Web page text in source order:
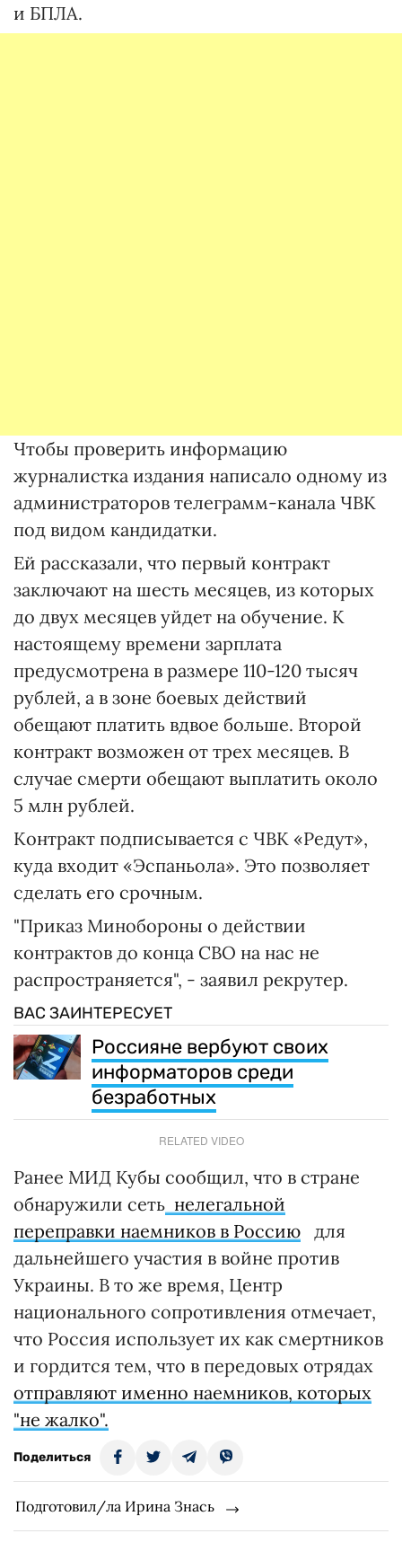
и БПЛА.
Чтобы проверить информацию
журналистка издания написало одному из
администраторов телеграмм-канала ЧВК
под видом кандидатки.
Ей рассказали, что первый контракт
заключают на шесть месяцев, из которых
до двух месяцев уйдет на обучение. К
настоящему времени зарплата
предусмотрена в размере 110-120 тысяч
рублей, а в зоне боевых действий
обещают платить вдвое больше. Второй
контракт возможен от трех месяцев. В
случае смерти обещают выплатить около
5 млн рублей.
Контракт подписывается с ЧВК «Редут»,
куда входит «Эспаньола». Это позволяет
сделать его срочным.
"Приказ Минобороны о действии
контрактов до конца СВО на нас не
распространяется", - заявил рекрутер.
ВАС ЗАИНТЕРЕСУЕТ
Россияне вербуют своих
информаторов среди
безработных
RELATED VIDEO
Ранее МИД Кубы сообщил, что в стране
обнаружили сеть нелегальной
переправки наемников в Россию для
дальнейшего участия в войне против
Украины. В то же время, Центр
национального сопротивления отмечает,
что Россия использует их как смертников
и гордится тем, что в передовых отрядах
отправляют именно наемников, которых
"не жалко".
Поделиться
Подготовил/ла Ирина Знась